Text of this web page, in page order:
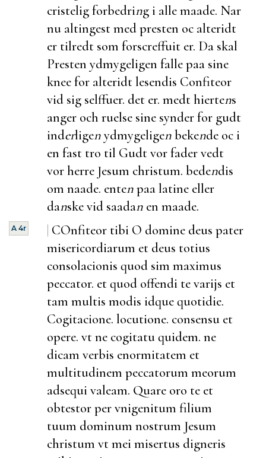
cristelig forbedring i alle maade. Nar
nu altingest med presten oc alteridt
er tilredt som forscreffuit er. Da skal
Presten ydmygeligen falle paa sine
knee for alteridt lesendis Confiteor
vid sig selffuer. det er. medt hiertens
anger och ruelse sine synder for gudt
inderligenydmygeligenbekende oc i
en fast tro til Gudt vor fader vedt
vor herre Jesum christum. bedendis
om naade. entenpaa latine eller
danske vid saadan en maade.
|
A 4r
COnfiteor tibi O domine deus pater
misericordiarum et deus totius
consolacionis quod sim maximus
peccator. et quod offendi te varijs et
tam multis modis idque quotidie.
Cogitacione. locutione. consensu et
opere. vt ne cogitatu quidem. ne
dicam verbis enormitatem et
multitudinem peccatorum meorum
adsequi valeam. Quare oro te et
obtestor per vnigenitum filium
tuum dominum nostrum Jesum
christum vt mei misertus digneris